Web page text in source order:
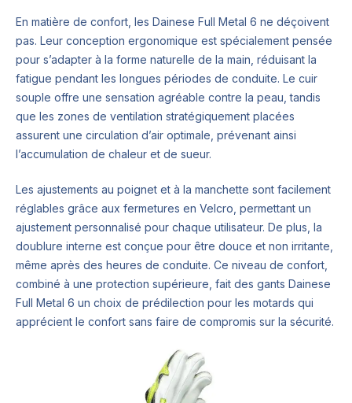
En matière de confort, les Dainese Full Metal 6 ne déçoivent
pas. Leur conception ergonomique est spécialement pensée
pour s’adapter à la forme naturelle de la main, réduisant la
fatigue pendant les longues périodes de conduite. Le cuir
souple offre une sensation agréable contre la peau, tandis
que les zones de ventilation stratégiquement placées
assurent une circulation d’air optimale, prévenant ainsi
l’accumulation de chaleur et de sueur.
Les ajustements au poignet et à la manchette sont facilement
réglables grâce aux fermetures en Velcro, permettant un
ajustement personnalisé pour chaque utilisateur. De plus, la
doublure interne est conçue pour être douce et non irritante,
même après des heures de conduite. Ce niveau de confort,
combiné à une protection supérieure, fait des gants Dainese
Full Metal 6 un choix de prédilection pour les motards qui
apprécient le confort sans faire de compromis sur la sécurité.